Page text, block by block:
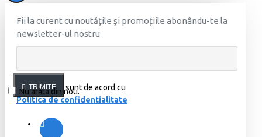
Fii la curent cu noutățile și promoțiile abonându-te la
newsletter-ul nostru
TRIMITE
Am citit şi sunt de acord cu
Politica de confidentialitate
Nu arăta din nou.